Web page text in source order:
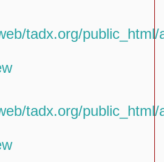
tadx.org/
tadx.org/